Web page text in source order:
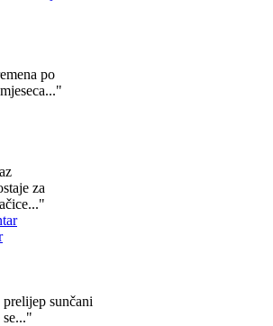
po
za
sunčani
se..."